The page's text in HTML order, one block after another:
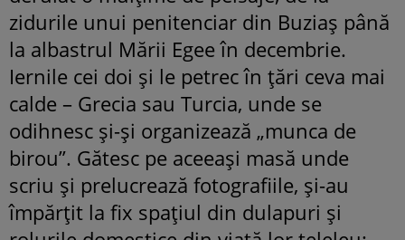
zidurile unui penitenciar din Buziaș până
la albastrul Mării Egee în decembrie.
Iernile cei doi și le petrec în țări ceva mai
calde – Grecia sau Turcia, unde se
odihnesc și-și organizează „munca de
birou”. Gătesc pe aceeași masă unde
scriu și prelucrează fotografiile, și-au
împărțit la fix spațiul din dulapuri și